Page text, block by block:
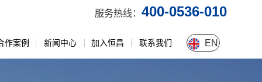
服务热线： 400-0536-010
作案例 新闻中心 加入恒昌 联系我们 EN